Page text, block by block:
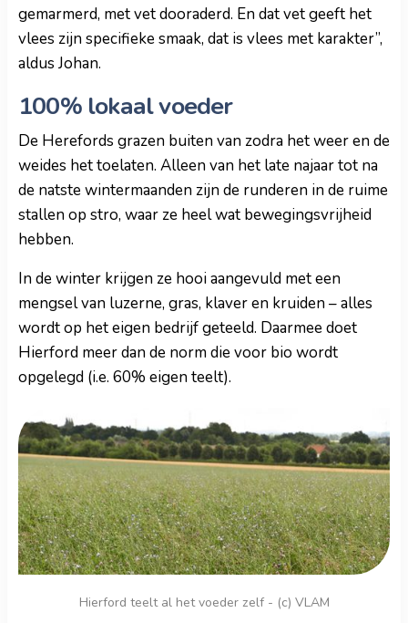
gemarmerd, met vet dooraderd. En dat vet geeft het
vlees zijn specifieke smaak, dat is vlees met karakter”,
aldus Johan.
100% lokaal voeder
De Herefords grazen buiten van zodra het weer en de
weides het toelaten. Alleen van het late najaar tot na
de natste wintermaanden zijn de runderen in de ruime
stallen op stro, waar ze heel wat bewegingsvrijheid
hebben.
In de winter krijgen ze hooi aangevuld met een
mengsel van luzerne, gras, klaver en kruiden – alles
wordt op het eigen bedrijf geteeld. Daarmee doet
Hierford meer dan de norm die voor bio wordt
opgelegd (i.e. 60% eigen teelt).
Hierford teelt al het voeder zelf - (c) VLAM